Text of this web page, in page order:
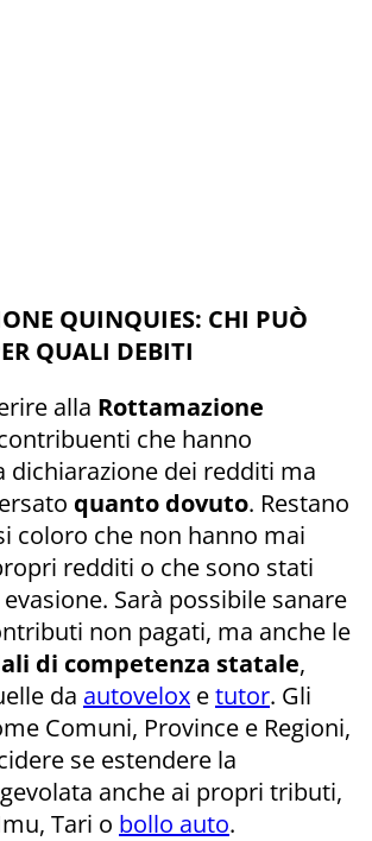
QUINQUIES: CHI PUÒ
QUALI DEBITI
alla Rottamazione
che hanno
dichiarazione dei redditi ma
quanto dovuto. Restano
coloro che non hanno mai
redditi o che sono stati
Sarà possibile sanare
non pagati, ma anche le
di competenza statale,
da autovelox etutor. Gli
Comuni, Province e Regioni,
se estendere la
anche ai propri tributi,
Tari o bollo auto.